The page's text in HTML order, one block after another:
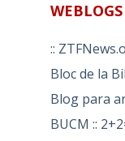
WEBLOGS
::
Bloc de la
Blog para
BUCM ::